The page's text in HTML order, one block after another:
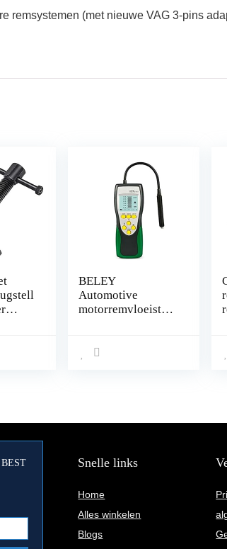
remsystemen (met nieuwe VAG 3-pins
BELEY
Automotive
motorremvloeistoft
2,2 inch lcd-
or
Snelle links
Home
Alles winkelen
Blogs